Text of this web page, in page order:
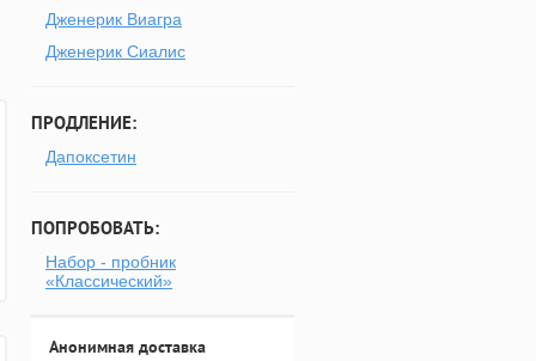
Дженерик Виагра
Дженерик Сиалис
ПРОДЛЕНИЕ:
Дапоксетин
ПОПРОБОВАТЬ:
Набор - пробник
«Классический»
Анонимная доставка